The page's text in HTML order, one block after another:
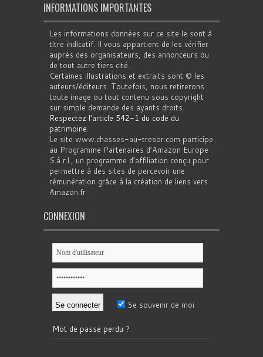
INFORMATIONS IMPORTANTES
Les informations données sur ce site le sont à
titre indicatif. Il vous appartient de les vérifier
auprès des organisateurs, des annonceurs ou
de tout autre tiers cité.
Certaines illustrations et extraits sont © les
auteurs/éditeurs. Toutefois, nous retirerons
toute image ou tout contenu sous copyright
sur simple demande des ayants droits.
Respectez l'article 542-1 du code du
patrimoine.
Le site www.chasses-au-tresor.com participe
au Programme Partenaires d’Amazon Europe
S.à r.l., un programme d’affiliation conçu pour
permettre à des sites de percevoir une
rémunération grâce à la création de liens vers
Amazon.fr
CONNEXION
Se souvenir de moi
Mot de passe perdu ?